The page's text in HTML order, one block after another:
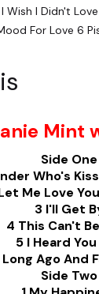
Wish I Didn't
For Love 6
Mint
Side One
Who's
Me Love
3 I'll Get
4 This Can't
5 I Heard
Long Ago And
Side Two